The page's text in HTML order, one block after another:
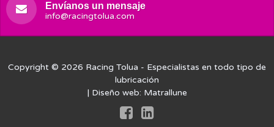
Envíanos un mensaje
info@racingtolua.com
Copyright © 2026 Racing Tolua - Especialistas en todo tipo de
lubricación
| Diseño web: Matrallune